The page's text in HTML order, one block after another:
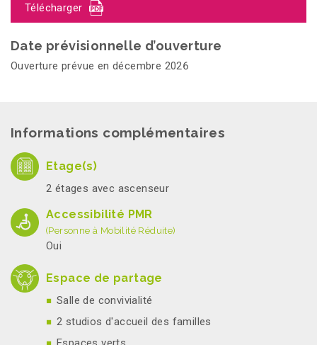
Télécharger
Date prévisionnelle d’ouverture
Ouverture prévue en décembre 2026
Informations complémentaires
Etage(s)
2 étages avec ascenseur
Accessibilité PMR
(Personne à Mobilité Réduite)
Oui
Espace de partage
Salle de convivialité
2 studios d'accueil des familles